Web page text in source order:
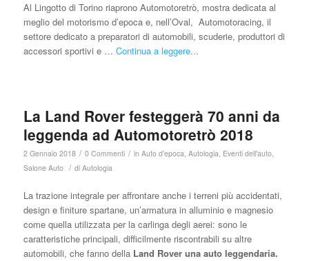
Al Lingotto di Torino riaprono Automotoretrò, mostra dedicata al
meglio del motorismo d’epoca e, nell’Oval, Automotoracing, il
settore dedicato a preparatori di automobili, scuderie, produttori di
accessori sportivi e … Continua a leggere...
La Land Rover festeggerà 70 anni da
leggenda ad Automotoretrò 2018
2 Gennaio 2018 / 0 Commenti / in Auto d'epoca, Autologia, Eventi dell'auto,
Salone Auto / di Autologia
La trazione integrale per affrontare anche i terreni più accidentati,
design e finiture spartane, un’armatura in alluminio e magnesio
come quella utilizzata per la carlinga degli aerei: sono le
caratteristiche principali, difficilmente riscontrabili su altre
automobili, che fanno della Land Rover una auto leggendaria.